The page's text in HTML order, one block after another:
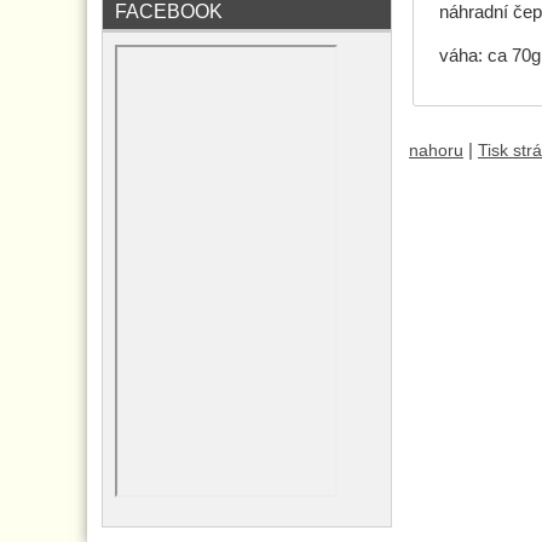
náhradní
váha: ca 70g
nahoru Tisk
FACEBOOK